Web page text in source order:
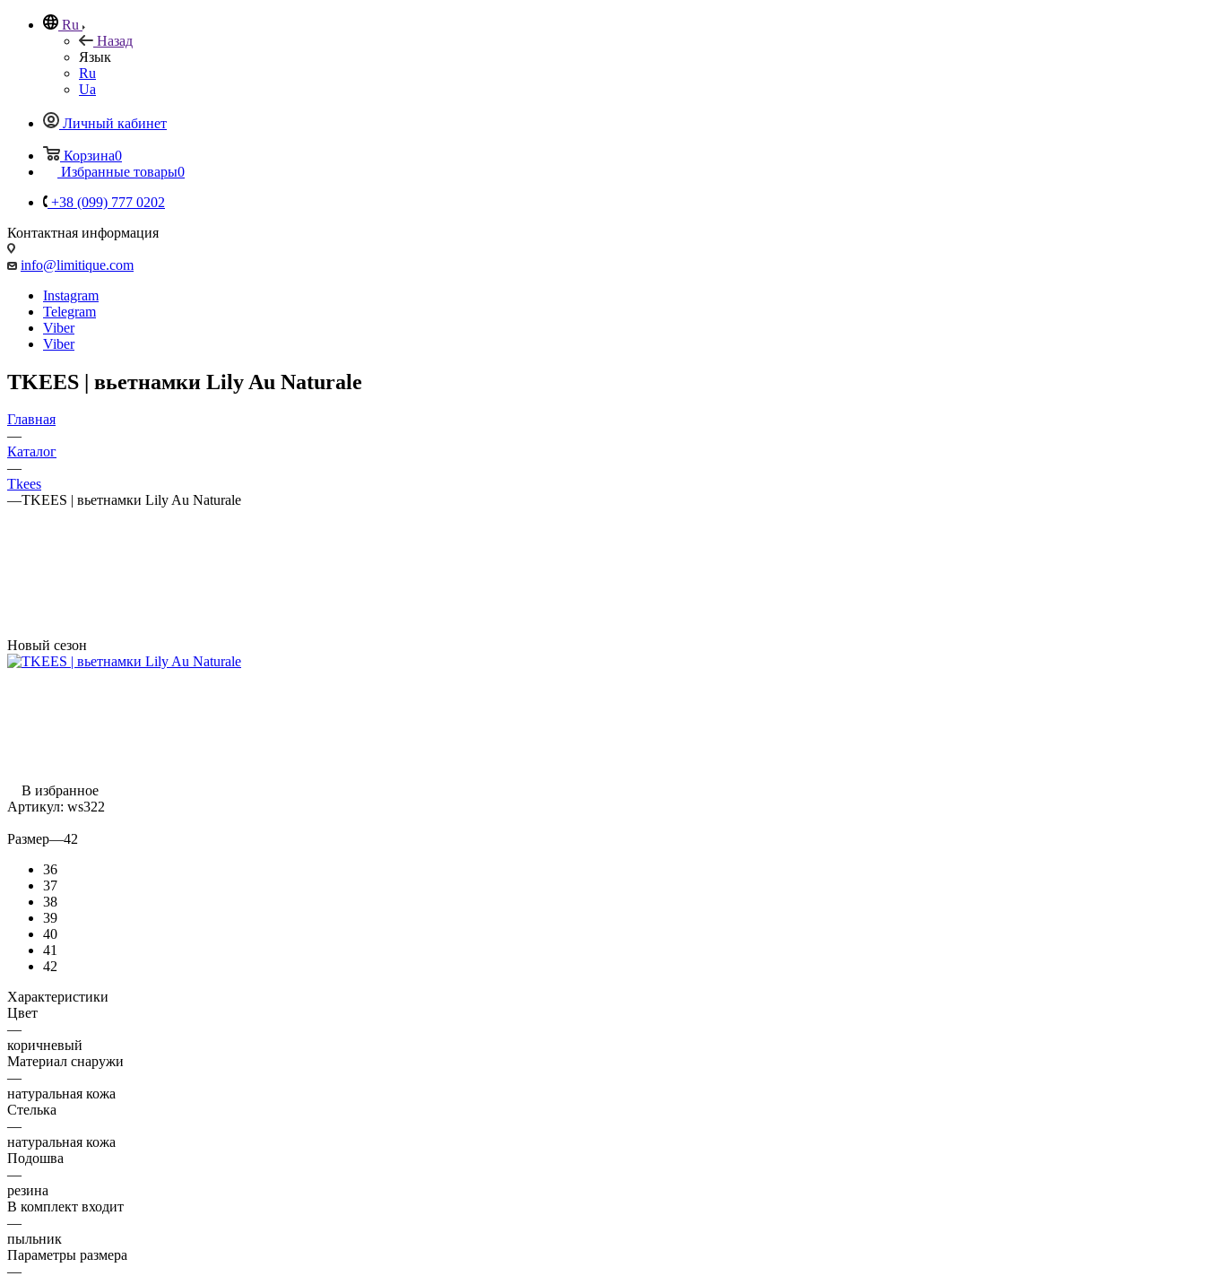
Ru
Назад
Язык
Ru
Ua
Личный кабинет
Корзина0
Избранные товары0
+38 (099) 777 0202
Контактная информация
info@limitique.com
Instagram
Telegram
Viber
Viber
TKEES | вьетнамки Lily Au Naturale
Главная
—
Каталог
—
Tkees
—TKEES | вьетнамки Lily Au Naturale
Новый сезон
В избранное
Артикул: ws322
Размер—42
36
37
38
39
40
41
42
Характеристики
Цвет
—
коричневый
Материал снаружи
—
натуральная кожа
Стелька
—
натуральная кожа
Подошва
—
резина
В комплект входит
—
пыльник
Параметры размера
—